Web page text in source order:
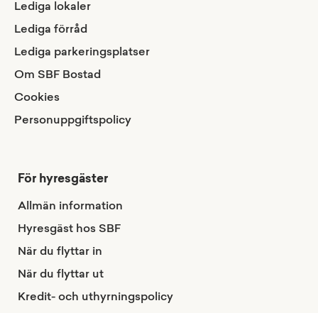
Lediga lokaler
Lediga förråd
Lediga parkeringsplatser
Om SBF Bostad
Cookies
Personuppgiftspolicy
För hyresgäster
Allmän information
Hyresgäst hos SBF
När du flyttar in
När du flyttar ut
Kredit- och uthyrningspolicy